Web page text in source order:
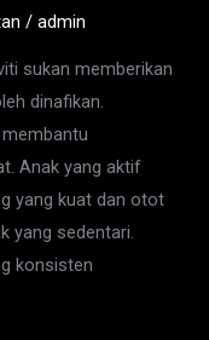
/admin
sukan memberikan
dinafikan.
Anak yang aktif
yang kuat dan otot
yang sedentari.
konsisten